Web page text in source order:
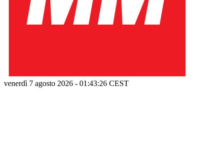
venerdì 7 agosto 2026 - 01:43:27 CEST